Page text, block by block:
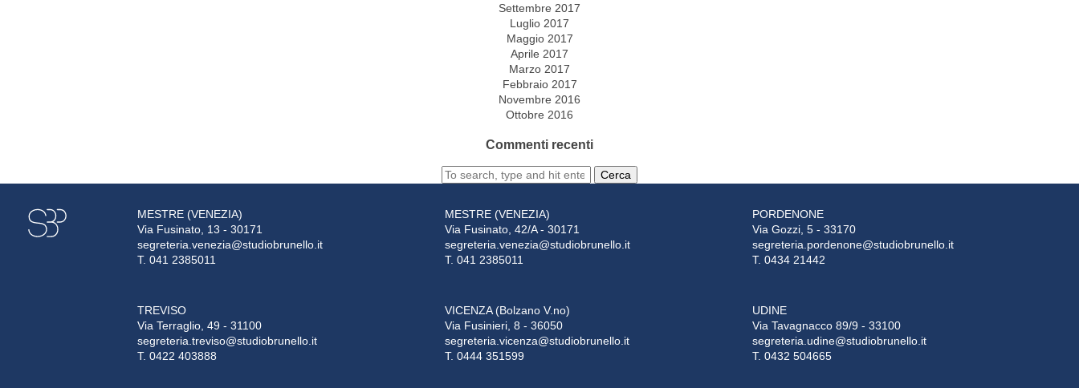
Settembre 2017
Luglio 2017
Maggio 2017
Aprile 2017
Marzo 2017
Febbraio 2017
Novembre 2016
Ottobre 2016
Commenti recenti
Cerca
MESTRE (VENEZIA)
Via Fusinato, 13 - 30171
segreteria.venezia@studiobrunello.it
T. 041 2385011
MESTRE (VENEZIA)
Via Fusinato, 42/A - 30171
segreteria.venezia@studiobrunello.it
T. 041 2385011
PORDENONE
Via Gozzi, 5 - 33170
segreteria.pordenone@studiobrunello.it
T. 0434 21442
TREVISO
Via Terraglio, 49 - 31100
segreteria.treviso@studiobrunello.it
T. 0422 403888
VICENZA (Bolzano V.no)
Via Fusinieri, 8 - 36050
segreteria.vicenza@studiobrunello.it
T. 0444 351599
UDINE
Via Tavagnacco 89/9 - 33100
segreteria.udine@studiobrunello.it
T. 0432 504665